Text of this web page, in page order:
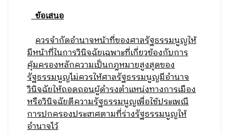
ข้อเสนอ
ควรจำกัดอำนาจหน้าที่ของศาลรัฐธรรมนูญให้
มีหน้าที่ในการวินิจฉัยเฉพาะที่เกี่ยวข้องกับการ
คุ้มครองหลักความเป็นกฎหมายสูงสุดของ
รัฐธรรมนูญไม่ควรให้ศาลรัฐธรรมนูญมีอำนาจ
วินิจฉัยให้ถอดถอนผู้ดำรงตำแหน่งทางการเมือง
หรือวินิจฉัยตีความรัฐธรรมนูญเพื่อใช้ประเพณี
การปกครองประเทศตามที่ร่างรัฐธรรมนูญให้
อำนาจไว้